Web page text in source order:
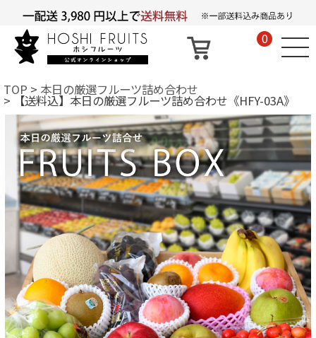
0
TOP 本日の厳選フルーツ詰め合わせ
【送料込】本日の厳選フルーツ詰め合わせ《HFY-03A》